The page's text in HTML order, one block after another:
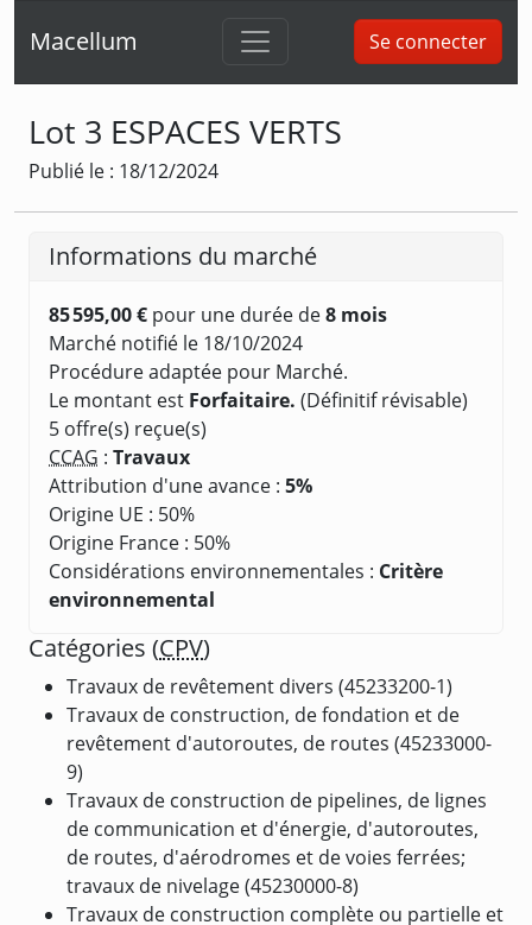
Macellum Se connecter
Lot 3 ESPACES VERTS
Publié le : 18/12/2024
Informations du marché
85 595,00 € pour une durée de8 mois
Marché notifié le 18/10/2024
Procédure adaptée pour Marché.
Le montant est Forfaitaire. (Définitif révisable)
5 offre(s) reçue(s)
CCAG : Travaux
Attribution d'une avance : 5%
Origine UE : 50%
Origine France : 50%
Considérations environnementales : Critère
environnemental
Catégories (CPV)
Travaux de revêtement divers (45233200-1)
Travaux de construction, de fondation et de
revêtement d'autoroutes, de routes (45233000-
9)
Travaux de construction de pipelines, de lignes
de communication et d'énergie, d'autoroutes,
de routes, d'aérodromes et de voies ferrées;
travaux de nivelage (45230000-8)
Travaux de construction complète ou partielle et